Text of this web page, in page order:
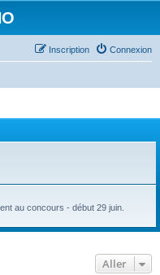
Connexion
Inscription
au concours - début 29 juin.
Aller